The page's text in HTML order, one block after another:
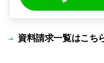
資料請求一覧はこち